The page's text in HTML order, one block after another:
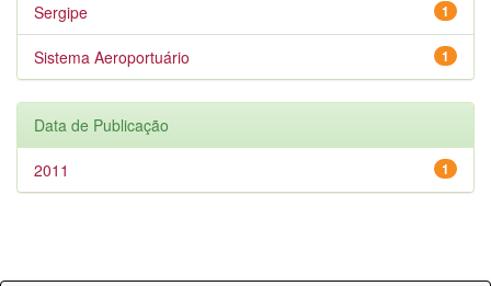
1
Sergipe
1
Sistema Aeroportuário
Data de Publicação
1
2011